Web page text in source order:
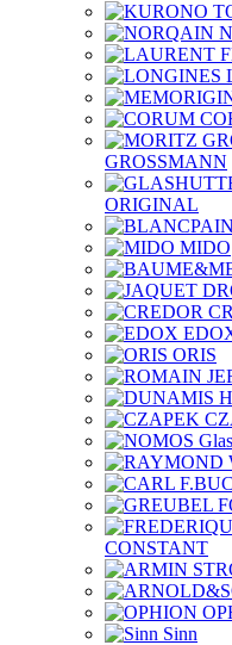
GROSSMANN
ORIGINAL
MIDO
ORIS
CONSTANT
Sinn